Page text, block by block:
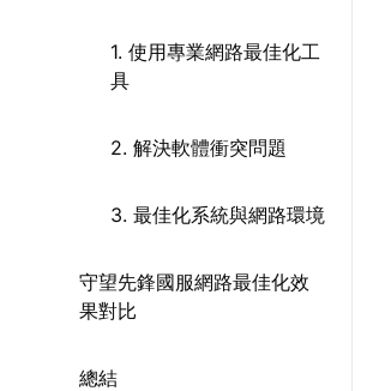
1. 使用專業網路最佳化工
具
2. 解決軟體衝突問題
3. 最佳化系統與網路環境
守望先鋒國服網路最佳化效
果對比
總結